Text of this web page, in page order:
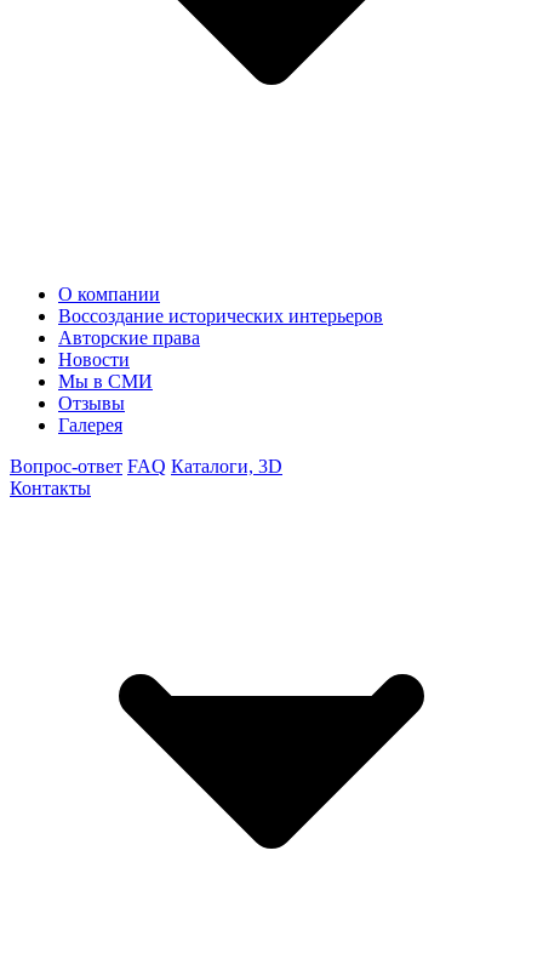
О компании
Воссоздание исторических интерьеров
Авторские права
Новости
Мы в СМИ
Отзывы
Галерея
Вопрос-ответ FAQ Каталоги, 3D
Контакты